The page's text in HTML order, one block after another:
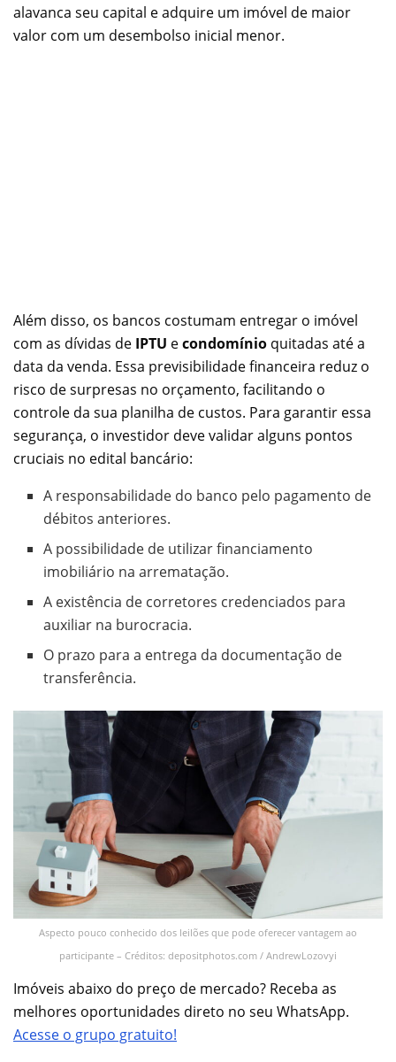
alavanca seu capital e adquire um imóvel de maior
valor com um desembolso inicial menor.
Além disso, os bancos costumam entregar o imóvel
com as dívidas de IPTU econdomínio quitadas até a
data da venda. Essa previsibilidade financeira reduz o
risco de surpresas no orçamento, facilitando o
controle da sua planilha de custos. Para garantir essa
segurança, o investidor deve validar alguns pontos
cruciais no edital bancário:
A responsabilidade do banco pelo pagamento de
débitos anteriores.
A possibilidade de utilizar financiamento
imobiliário na arrematação.
A existência de corretores credenciados para
auxiliar na burocracia.
O prazo para a entrega da documentação de
transferência.
Aspecto pouco conhecido dos leilões que pode oferecer vantagem ao
participante – Créditos: depositphotos.com / AndrewLozovyi
Imóveis abaixo do preço de mercado? Receba as
melhores oportunidades direto no seu WhatsApp.
Acesse o grupo gratuito!